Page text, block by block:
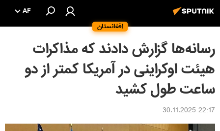
افغانستان
AF
رسانه‌ها گزارش دادند که مذاکرات
هیئت اوکراینی در آمریکا کمتر از دو
ساعت طول کشید
22:17 30.11.2025